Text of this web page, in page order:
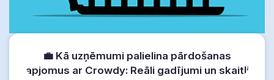
💼 Kā uzņēmumi palielina pārdošanas
apjomus ar Crowdy: Reāli gadījumi un skaitļi